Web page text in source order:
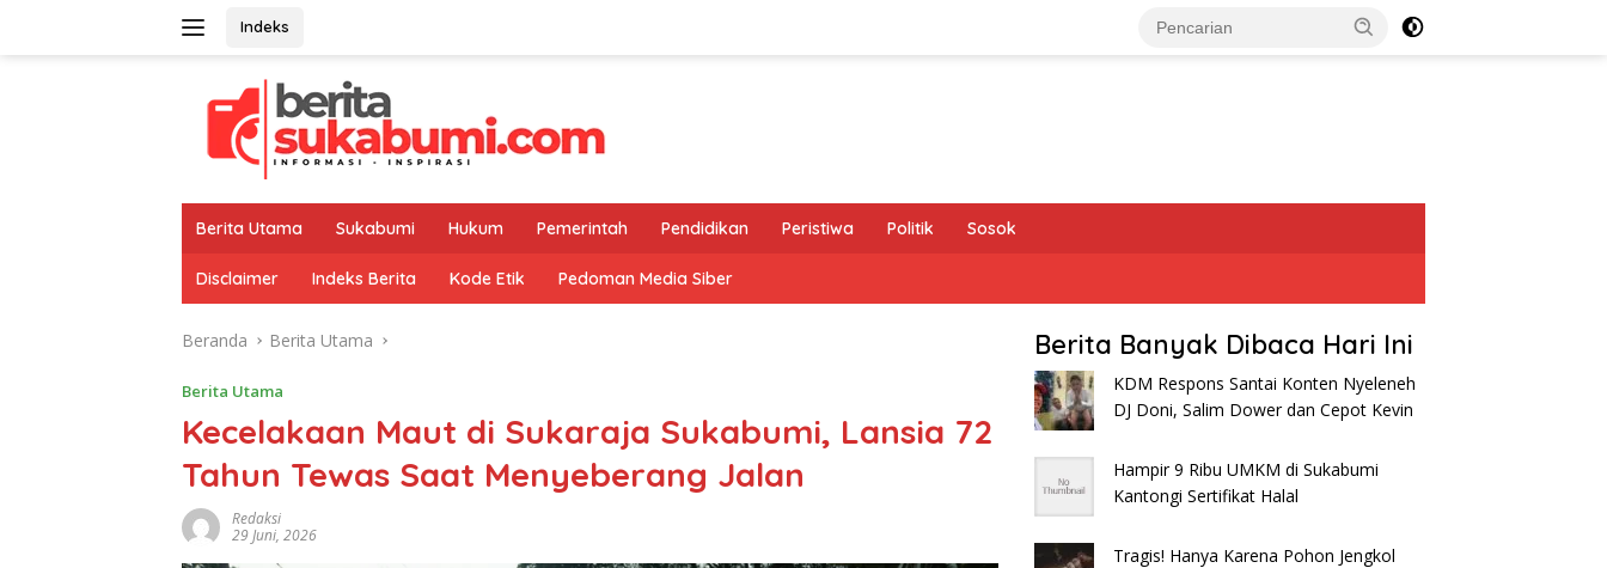
Indeks
Berita Utama Sukabumi Hukum Pemerintah Pendidikan Peristiwa Politik Sosok
Disclaimer Indeks Berita Kode Etik Pedoman Media Siber
Beranda Berita Utama
Berita Utama
Kecelakaan Maut di Sukaraja Sukabumi, Lansia 72
Tahun Tewas Saat Menyeberang Jalan
Redaksi
29 Juni, 2026
Berita Banyak Dibaca Hari Ini
KDM Respons Santai Konten Nyeleneh
DJ Doni, Salim Dower dan Cepot Kevin
Hampir 9 Ribu UMKM di Sukabumi
Kantongi Sertifikat Halal
Tragis! Hanya Karena Pohon Jengkol